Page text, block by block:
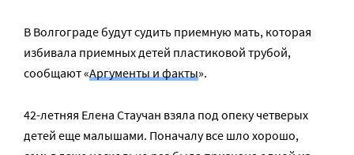
В Волгограде будут судить приемную мать, которая
избивала приемных детей пластиковой трубой,
сообщают «Аргументы и факты».
42-летняя Елена Стаучан взяла под опеку четверых
детей еще малышами. Поначалу все шло хорошо,